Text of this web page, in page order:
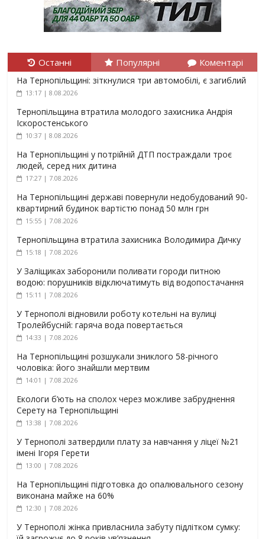
Останні Популярні Коментарі
На Тернопільщині: зіткнулися три автомобілі, є загиблий
13:17 | 8.08.2026
Тернопільщина втратила молодого захисника Андрія
Іскоростенського
10:37 | 8.08.2026
На Тернопільщині у потрійній ДТП постраждали троє
людей, серед них дитина
17:27 | 7.08.2026
На Тернопільщині державі повернули недобудований 90-
квартирний будинок вартістю понад 50 млн грн
15:55 | 7.08.2026
Тернопільщина втратила захисника Володимира Дичку
15:18 | 7.08.2026
У Заліщиках заборонили поливати городи питною
водою: порушників відключатимуть від водопостачання
15:11 | 7.08.2026
У Тернополі відновили роботу котельні на вулиці
Тролейбусній: гаряча вода повертається
14:33 | 7.08.2026
На Тернопільщині розшукали зниклого 58-річного
чоловіка: його знайшли мертвим
14:01 | 7.08.2026
Екологи б’ють на сполох через можливе забруднення
Серету на Тернопільщині
13:38 | 7.08.2026
У Тернополі затвердили плату за навчання у ліцеї №21
імені Ігоря Герети
13:00 | 7.08.2026
На Тернопільщині підготовка до опалювального сезону
виконана майже на 60%
12:30 | 7.08.2026
У Тернополі жінка привласнила забуту підлітком сумку: